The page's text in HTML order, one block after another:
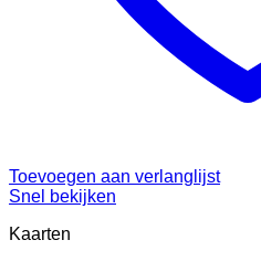
Toevoegen aan verlanglijst
Snel bekijken
Kaarten